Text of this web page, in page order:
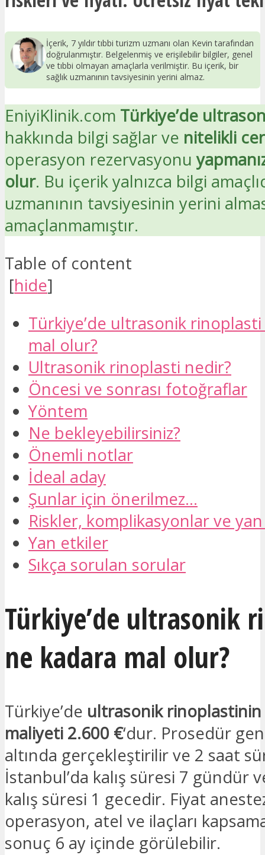
İçerik, 7 yıldır tıbbi turizm uzmanı olan Kevin tarafından
doğrulanmıştır. Belgelenmiş ve erişilebilir bilgiler, genel
ve tıbbi olmayan amaçlarla verilmiştir. Bu içerik, bir
sağlık uzmanının tavsiyesinin yerini almaz.
EniyiKlinik.com Türkiye’de
hakkında bilgi sağlar ve nitelikli
operasyon rezervasyonu
olur. Bu içerik yalnızca bilgi
uzmanının tavsiyesinin yerini
amaçlanmamıştır.
Table of content
[hide]
Türkiye’de ultrasonik
mal olur?
Ultrasonik rinoplasti nedir?
Öncesi ve sonrası fotoğraflar
Yöntem
Ne bekleyebilirsiniz?
Önemli notlar
İdeal aday
Şunlar için önerilmez…
Riskler, komplikasyonlar ve
Yan etkiler
Sıkça sorulan sorular
Türkiye’de ultrasonik
ne kadara mal olur?
Türkiye’de ultrasonik
maliyeti 2.600 €‘dur. Prosedür
altında gerçekleştirilir ve 2 saat
İstanbul’da kalış süresi 7 gündür
kalış süresi 1 gecedir. Fiyat
operasyon, atel ve ilaçları
sonuç 6 ay içinde görülebilir.